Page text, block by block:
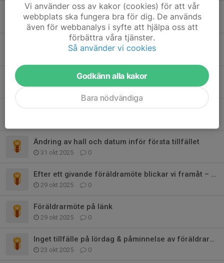
Underhåll på Sjöbaren
26 mar, 18:54 0
Säsongsstart flyttas fram
Årets första träning- lördagen 28/2
18 jan, 10:11 0
Ändring av hall och datum inför första tillfället
31 okt 2025 0
Efter ett givande föräldramöte blickar vi framåt – vill du vara med i ledar
29 okt 2025 0
Föräldrarmöte på länk
29 okt 2025 0
Inget tillfälle på lördag & påminnelse av föräldrarmöte
23 okt 2025 0
Vi använder oss av kakor (cookies) för att vår
webbplats ska fungera bra för dig. De används
även för webbanalys i syfte att hjälpa oss att
förbättra våra tjänster.
Så använder vi cookies
Godkänn alla kakor
Bara nödvändiga